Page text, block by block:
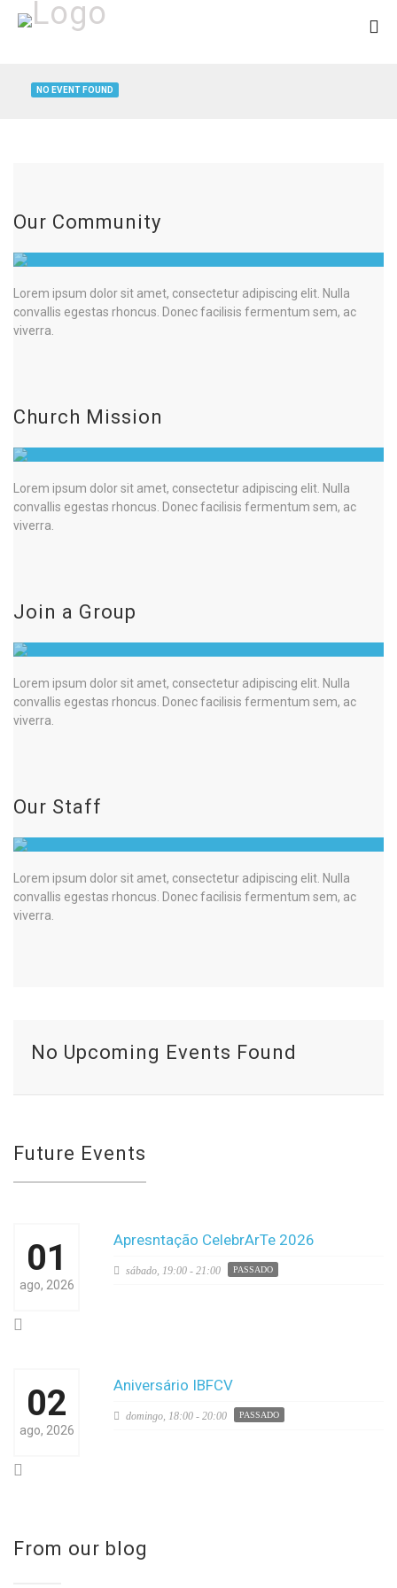
NO EVENT FOUND
Our Community
Lorem ipsum dolor sit amet, consectetur adipiscing elit. Nulla
convallis egestas rhoncus. Donec facilisis fermentum sem, ac
viverra.
Church Mission
Lorem ipsum dolor sit amet, consectetur adipiscing elit. Nulla
convallis egestas rhoncus. Donec facilisis fermentum sem, ac
viverra.
Join a Group
Lorem ipsum dolor sit amet, consectetur adipiscing elit. Nulla
convallis egestas rhoncus. Donec facilisis fermentum sem, ac
viverra.
Our Staff
Lorem ipsum dolor sit amet, consectetur adipiscing elit. Nulla
convallis egestas rhoncus. Donec facilisis fermentum sem, ac
viverra.
No Upcoming Events Found
Future Events
01
ago, 2026
Apresntação CelebrArTe 2026
sábado, 19:00 - 21:00 PASSADO
02
ago, 2026
Aniversário IBFCV
domingo, 18:00 - 20:00 PASSADO
From our blog